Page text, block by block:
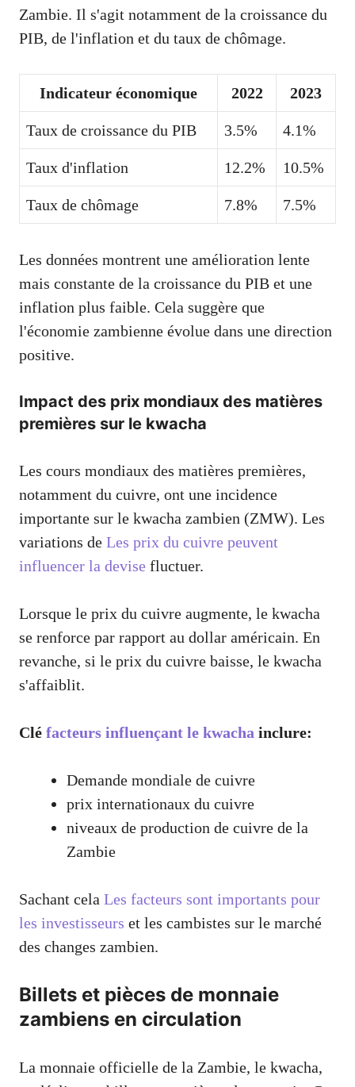
Zambie. Il s'agit notamment de la croissance du
PIB, de l'inflation et du taux de chômage.
Indicateur économique 2022 2023
Taux de croissance du PIB 3.5% 4.1%
Taux d'inflation 12.2% 10.5%
Taux de chômage 7.8% 7.5%
Les données montrent une amélioration lente
mais constante de la croissance du PIB et une
inflation plus faible. Cela suggère que
l'économie zambienne évolue dans une direction
positive.
Impact des prix mondiaux des matières
premières sur le kwacha
Les cours mondiaux des matières premières,
notamment du cuivre, ont une incidence
importante sur le kwacha zambien (ZMW). Les
variations de Les prix du cuivre peuvent
influencer la devise fluctuer.
Lorsque le prix du cuivre augmente, le kwacha
se renforce par rapport au dollar américain. En
revanche, si le prix du cuivre baisse, le kwacha
s'affaiblit.
Clé facteurs influençant le kwacha inclure:
Demande mondiale de cuivre
prix internationaux du cuivre
niveaux de production de cuivre de la
Zambie
Sachant cela Les facteurs sont importants pour
les investisseurs et les cambistes sur le marché
des changes zambien.
Billets et pièces de monnaie
zambiens en circulation
La monnaie officielle de la Zambie, le kwacha,